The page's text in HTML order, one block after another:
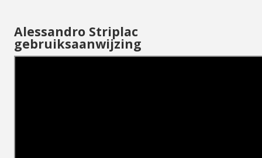
Alessandro Striplac
gebruiksaanwijzing